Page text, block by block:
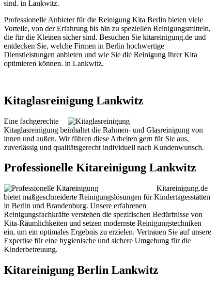
sind. in Lankwitz.
Professionelle Anbieter für die Reinigung Kita Berlin bieten viele
Vorteile, von der Erfahrung bis hin zu speziellen Reinigungsmitteln,
die für die Kleinen sicher sind. Besuchen Sie kitareinigung.de und
entdecken Sie, welche Firmen in Berlin hochwertige
Dienstleistungen anbieten und wie Sie die Reinigung Ihrer Kita
optimieren können. in Lankwitz.
Kitaglasreinigung Lankwitz
Eine fachgerechte
Kitaglasreinigung beinhaltet die Rahmen- und Glasreinigung von
innen und außen. Wir führen diese Arbeiten gern für Sie aus,
zuverlässig und qualitätsgerecht individuell nach Kundenwunsch.
Professionelle Kitareinigung Lankwitz
Kitareinigung.de
bietet maßgeschneiderte Reinigungslösungen für Kindertagesstätten
in Berlin und Brandenburg. Unsere erfahrenen
Reinigungsfachkräfte verstehen die spezifischen Bedürfnisse von
Kita-Räumlichkeiten und setzen modernste Reinigungstechniken
ein, um ein optimales Ergebnis zu erzielen. Vertrauen Sie auf unsere
Expertise für eine hygienische und sichere Umgebung für die
Kinderbetreuung.
Kitareinigung Berlin Lankwitz